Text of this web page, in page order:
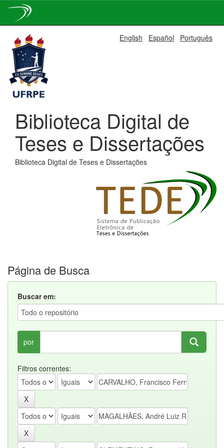
navigation
English Español Português
Biblioteca Digital de
Teses e Dissertações
Biblioteca Digital de Teses e Dissertações
Página de Busca
Buscar em:
por
Filtros correntes: